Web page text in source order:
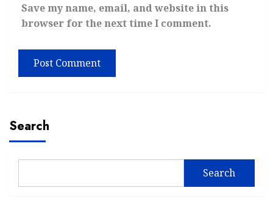
Save my name, email, and website in this
browser for the next time I comment.
Search
Search